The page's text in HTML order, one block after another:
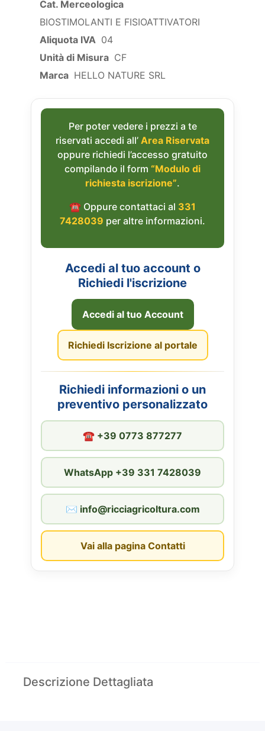
Cat. Merceologica
BIOSTIMOLANTI E FISIOATTIVATORI
Aliquota IVA 04
Unità di Misura CF
Marca HELLO NATURE SRL
Per poter vedere i prezzi a te
riservati accedi all’ Area Riservata
oppure richiedi l’accesso gratuito
compilando il form “Modulo di
richiesta iscrizione”.
☎︎ Oppure contattaci al 331
7428039 per altre informazioni.
Accedi al tuo account o
Richiedi l'iscrizione
Accedi al tuo Account
Richiedi Iscrizione al portale
Richiedi informazioni o un
preventivo personalizzato
☎︎ +39 0773 877277
WhatsApp +39 331 7428039
✉︎ info@ricciagricoltura.com
Vai alla pagina Contatti
Descrizione Dettagliata